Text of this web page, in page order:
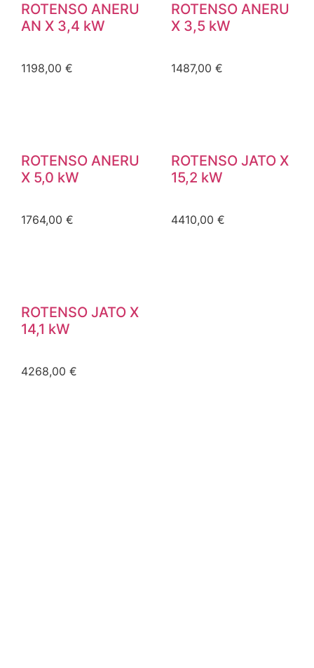
ROTENSO ANERU
AN X 3,4 kW
1198,00 €
ROTENSO ANERU
X 3,5 kW
1487,00 €
ROTENSO ANERU
X 5,0 kW
1764,00 €
ROTENSO JATO X
15,2 kW
4410,00 €
ROTENSO JATO X
14,1 kW
4268,00 €